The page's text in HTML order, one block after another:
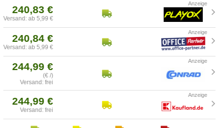
240,83 €
Versand: ab 5,99 €
240,84 €
Versand: ab 5,99 €
244,99 €
(€ /)
Versand: frei
244,99 €
Versand: frei